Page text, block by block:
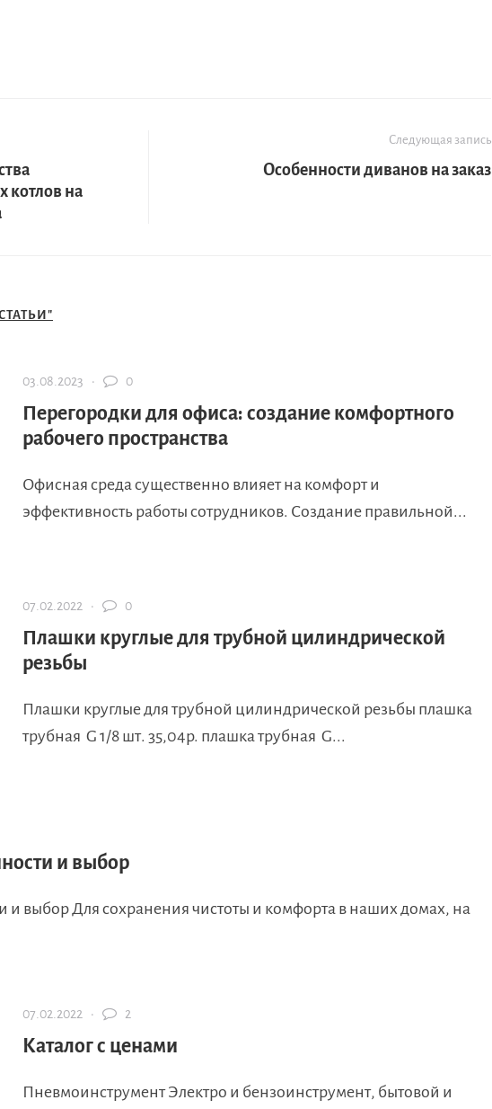
котлов на
Следующая запись
Особенности диванов на заказ
03.08.2023 · 0
Перегородки для офиса: создание комфортного
рабочего пространства
Офисная среда существенно влияет на комфорт и
эффективность работы сотрудников. Создание правильной...
07.02.2022 · 0
Плашки круглые для трубной цилиндрической
резьбы
Плашки круглые для трубной цилиндрической резьбы плашка
трубная G 1/8 шт. 35,04р. плашка трубная G...
и выбор
и выбор Для сохранения чистоты и комфорта в наших домах, на
07.02.2022 · 2
Каталог с ценами
Пневмоинструмент Электро и бензоинструмент, бытовой и